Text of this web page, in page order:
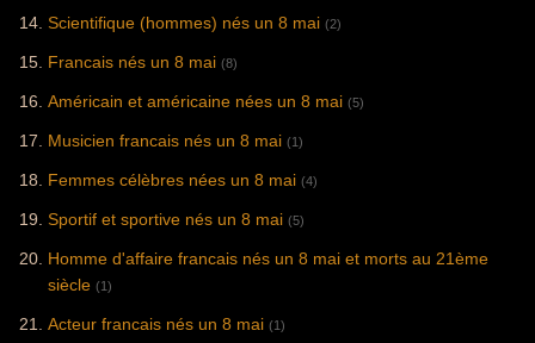
Scientifique (hommes) nés un 8 mai (2)
Francais nés un 8 mai (8)
Américain et américaine nées un 8 mai (5)
Musicien francais nés un 8 mai (1)
Femmes célèbres nées un 8 mai (4)
Sportif et sportive nés un 8 mai (5)
Homme d'affaire francais nés un 8 mai et morts au 21ème
siècle (1)
Acteur francais nés un 8 mai (1)